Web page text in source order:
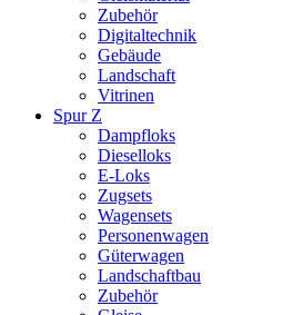
Zubehör
Digitaltechnik
Gebäude
Landschaft
Vitrinen
Spur Z
Dampfloks
Dieselloks
E-Loks
Zugsets
Wagensets
Personenwagen
Güterwagen
Landschaftbau
Zubehör